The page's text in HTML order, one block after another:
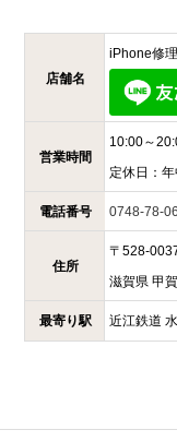
店舗名
iPhone修
営業時間
10:00～
定休日： 年
電話番号 0748-78-
住所
〒 528-
滋賀県 甲
最寄り駅 近江鉄道